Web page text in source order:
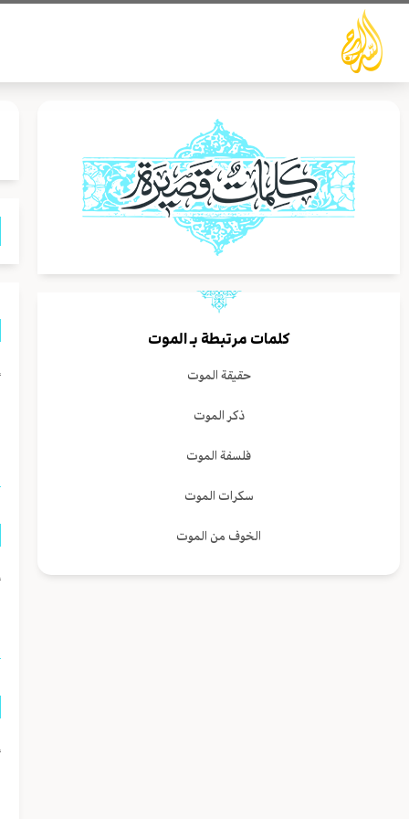
تخطي
المحتوى
كلمات مرتبطة بـالموت
حقيقة الموت
ذكر الموت
فلسفة الموت
سكرات الموت
الخوف من الموت